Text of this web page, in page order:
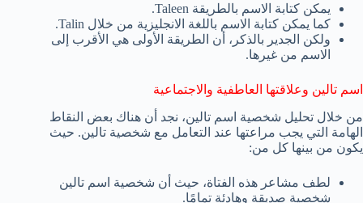
يمكن كتابة الاسم بالطريقة Taleen.
كما يمكن كتابة الاسم باللغة الانجليزية من خلال Talin.
ولكن الجدير بالذكر، أن الطريقة الأولى هي الأقرب إلى
الاسم من غيرها.
اسم تالين وعلاقتها العاطفية والاجتماعية
من خلال تحليل شخصية اسم تالين، نجد أن هناك بعض النقاط
الهامة التي يجب مراعتها عند التعامل مع شخصية تالين. حيث
يكون من بينها كل من:
لطف مشاعر هذه الفتاة، حيث أن شخصية اسم تالين
شخصية صديقة وهادئة تمامًا.